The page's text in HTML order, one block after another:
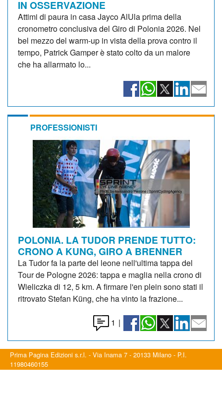
IN OSSERVAZIONE
Attimi di paura in casa Jayco AlUla prima della
cronometro conclusiva del Giro di Polonia 2026. Nel
bel mezzo del warm-up in vista della prova contro il
tempo, Patrick Gamper è stato colto da un malore
che ha allarmato lo...
PROFESSIONISTI
POLONIA. LA TUDOR PRENDE TUTTO:
CRONO A KUNG, GIRO A BRENNER
La Tudor fa la parte del leone nell'ultima tappa del
Tour de Pologne 2026: tappa e maglia nella crono di
Wieliczka di 12, 5 km. A firmare l'en plein sono stati il
ritrovato Stefan Küng, che ha vinto la frazione...
1 |
Prima Pagina Edizioni s.r.l. - Via Inama 7 - 20133 Milano - P.I.
11980460155